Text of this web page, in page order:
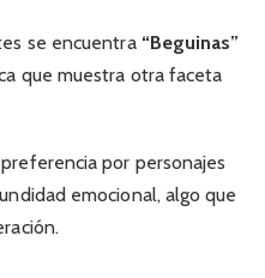
se encuentra “Beguinas”
que muestra otra faceta
por personajes
emocional, algo que